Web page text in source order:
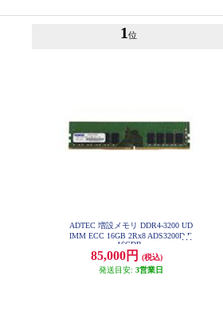
1 位
ADTEC 増設メモリ DDR4-3200 UD
IMM ECC 16GB 2Rx8 ADS3200D-E
16GDB
85,000円
(税込)
発送目安: 3営業日